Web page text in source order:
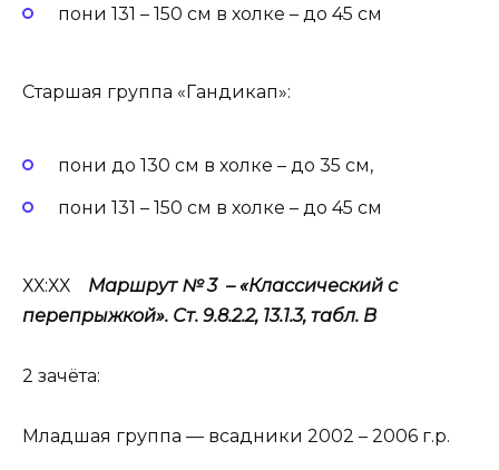
пони 131 – 150 см в холке – до 45 см
Старшая группа «Гандикап»:
пони до 130 см в холке – до 35 см,
пони 131 – 150 см в холке – до 45 см
ХХ:ХХ Маршрут № 3 – «Классический с
перепрыжкой». Ст. 9.8.2.2, 13.1.3, табл. B
2 зачёта:
Младшая группа — всадники 2002 – 2006 г.р.